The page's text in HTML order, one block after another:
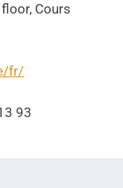
Cours
fr/
93